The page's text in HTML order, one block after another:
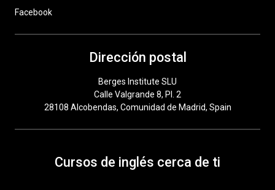
Facebook
Dirección postal
Berges Institute SLU
Calle Valgrande 8, Pl. 2
28108 Alcobendas, Comunidad de Madrid, Spain
Cursos de inglés cerca de ti